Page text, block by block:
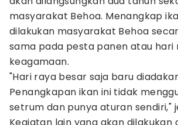
masyarakat Behoa. Menangkap
dilakukan masyarakat Behoa
sama pada pesta panen atau hari
keagamaan.
"Hari raya besar saja baru
Penangkapan ikan ini tidak
setrum dan punya aturan sendiri,"